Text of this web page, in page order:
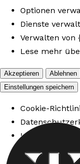
Optionen
Dienste
Verwalten von
Lese mehr
Akzeptieren Ablehnen
Einstellungen speichern
Cookie-
Impressum